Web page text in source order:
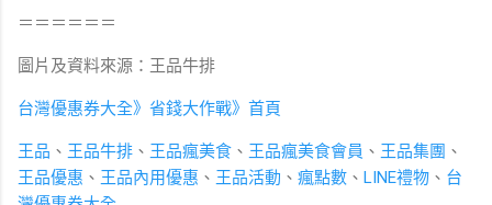
＝＝＝＝＝＝
圖片及資料來源：王品牛排
台灣優惠券大全》省錢大作戰》首頁
王品 、 王品牛排 、 王品瘋美食 、 王品瘋美食會員 、 王品集團 、
王品優惠 、 王品內用優惠 、 王品活動 、 瘋點數 、 LINE禮物 、 台